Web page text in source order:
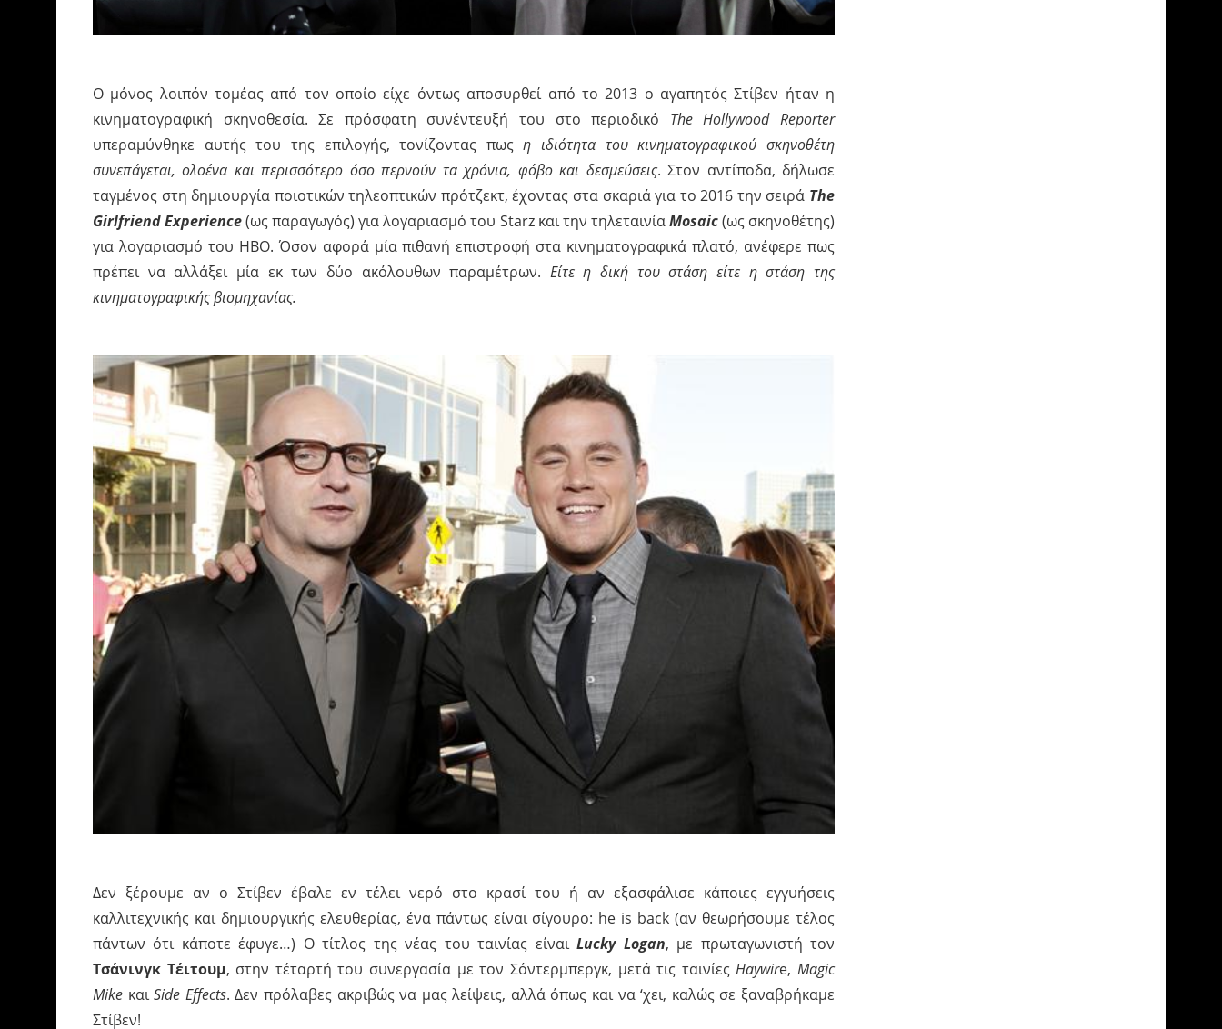
Ο μόνος λοιπόν τομέας από τον οποίο είχε όντως αποσυρθεί από το 2013 ο αγαπητός Στίβεν ήταν η
κινηματογραφική σκηνοθεσία. Σε πρόσφατη συνέντευξή του στο περιοδικό The Hollywood Reporter
υπεραμύνθηκε αυτής του της επιλογής, τονίζοντας πωςη ιδιότητα του κινηματογραφικού σκηνοθέτη
συνεπάγεται, ολοένα και περισσότερο όσο περνούν τα χρόνια, φόβο και δεσμεύσεις. Στον αντίποδα, δήλωσε
ταγμένος στη δημιουργία ποιοτικών τηλεοπτικών πρότζεκτ, έχοντας στα σκαριά για το 2016 την σειρά The
Girlfriend Experience(ως παραγωγός) για λογαριασμό του Starz και την τηλεταινίαMosaic(ως σκηνοθέτης)
για λογαριασμό του HBO. Όσον αφορά μία πιθανή επιστροφή στα κινηματογραφικά πλατό, ανέφερε πως
πρέπει να αλλάξει μία εκ των δύο ακόλουθων παραμέτρων. Είτε η δική του στάση είτε η στάση της
κινηματογραφικής βιομηχανίας.
Δεν ξέρουμε αν ο Στίβεν έβαλε εν τέλει νερό στο κρασί του ή αν εξασφάλισε κάποιες εγγυήσεις
καλλιτεχνικής και δημιουργικής ελευθερίας, ένα πάντως είναι σίγουρο: he is back (αν θεωρήσουμε τέλος
πάντων ότι κάποτε έφυγε…) Ο τίτλος της νέας του ταινίας είναιLucky Logan, με πρωταγωνιστή τον
Τσάνινγκ Τέιτουμ, στην τέταρτή του συνεργασία με τον Σόντερμπεργκ, μετά τις ταινίεςHaywire,Magic
Mike καιSide Effects. Δεν πρόλαβες ακριβώς να μας λείψεις, αλλά όπως και να ‘χει, καλώς σε ξαναβρήκαμε
Στίβεν!